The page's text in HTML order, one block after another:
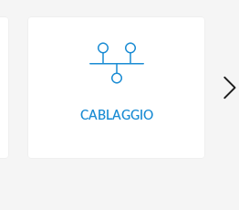
CABLAGGIO